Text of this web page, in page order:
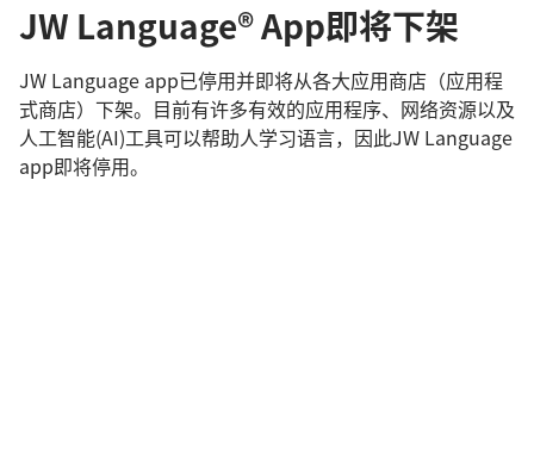
JW Language® App即将下架
JW Language app已停用并即将从各大应用商店（应用程
式商店）下架。⽬前有许多有效的应⽤程序、网络资源以及
⼈⼯智能(AI)⼯具可以帮助人学习语言，因此JW Language
app即将停⽤。